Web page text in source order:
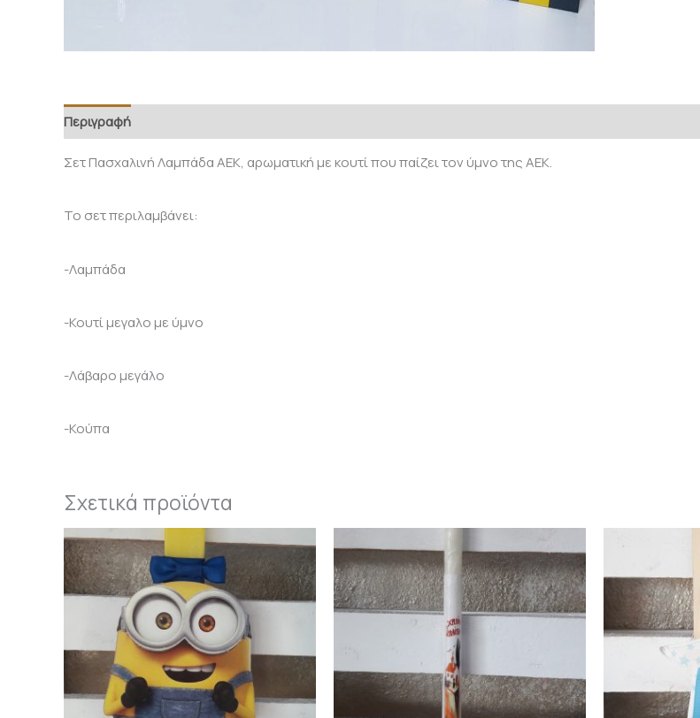
Περιγραφή
Σετ Πασχαλινή Λαμπάδα ΑΕΚ, αρωματική με κουτί που παίζει τον ύμνο της ΑΕΚ.
Το σετ περιλαμβάνει:
-Λαμπάδα
-Κουτί μεγαλο με ύμνο
-Λάβαρο μεγάλο
-Κούπα
Σχετικά προϊόντα